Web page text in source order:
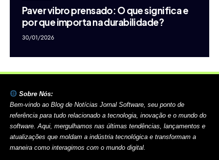
Paver vibro prensado: O que significa e
por que importa na durabilidade?
30/01/2026
Sobre Nós:
Bem-vindo ao Blog de Notícias Jornal Software, seu ponto de
referência para tudo relacionado a tecnologia, inovação e o mundo do
software. Aqui, mergulhamos nas últimas tendências, lançamentos e
atualizações que moldam a indústria tecnológica e transformam a
maneira como interagimos com o mundo digital.